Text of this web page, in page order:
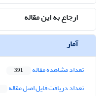
ارجاع به این مقاله
آمار
تعداد مشاهده مقاله 391
تعداد دریافت فایل اصل مقاله